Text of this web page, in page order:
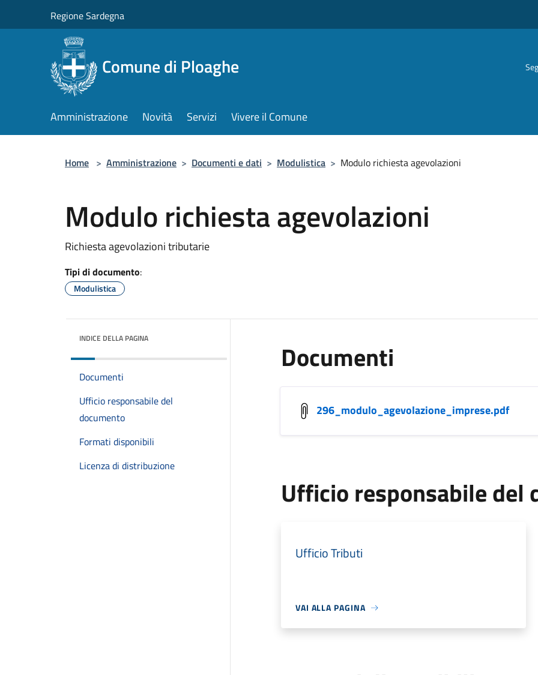
Regione Sardegna
Comune di Ploaghe
Amministrazione Novità Servizi Vivere il Comune
Home > Amministrazione > Documenti e dati > Modulistica > Modulo richiesta agevolazioni
Modulo richiesta agevolazioni
Richiesta agevolazioni tributarie
Tipi di documento:
Modulistica
INDICE DELLA PAGINA
Documenti
Ufficio responsabile del
documento
Formati disponibili
Licenza di distribuzione
Documenti
296_modulo_agevolazione_imprese.pdf
Ufficio responsabile del
Ufficio Tributi
VAI ALLA PAGINA